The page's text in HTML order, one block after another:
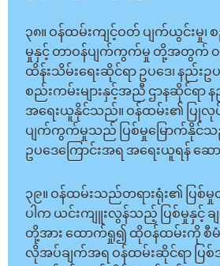
၃၈။ ဝန်ထမ်းကျင့်ဝတ် ပျက်ယွင်းမှု၊
မှုနှင့် တာဝန်ပျက်ကွက်မှု တို့အတွက် ဝ
ထိန်းသိမ်းရေးဆိုင်ရာ ဥပဒေ၊ နည်းဥပ
စည်းကမ်းများနှင့်အညီ ဌာနဆိုင်ရာ
အရေးယူနိုင်သည်။ ဝန်ထမ်း၏ ပြု
ပျက်ကွက်မှုသည် ပြစ်မှုမြောက်နိုင်သ
ဥပဒေကြောင်းအရ အရေးယူရန် ဆ
၃၉။ ဝန်ထမ်းသည်တရားရုံး၏ ပြစ်မှုထ
ပါက ယင်းကျူးလွန်သည့် ပြစ်မှုနှင့်
တို့အား ထောက်ရှု၍ ထိုဝန်ထမ်းကို စီ
လိုအပ်ချက်အရ ဝန်ထမ်းဆိုင်ရာ ပြ